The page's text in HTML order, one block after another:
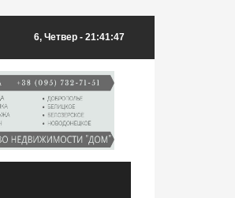
6, Четвер - 21:41:47